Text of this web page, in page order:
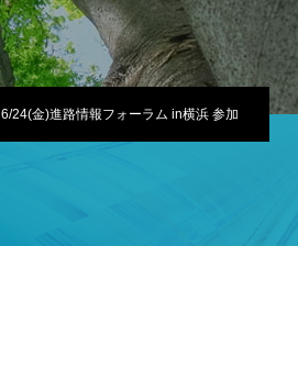
6/24(金)進路情報フォーラム in横浜 参加